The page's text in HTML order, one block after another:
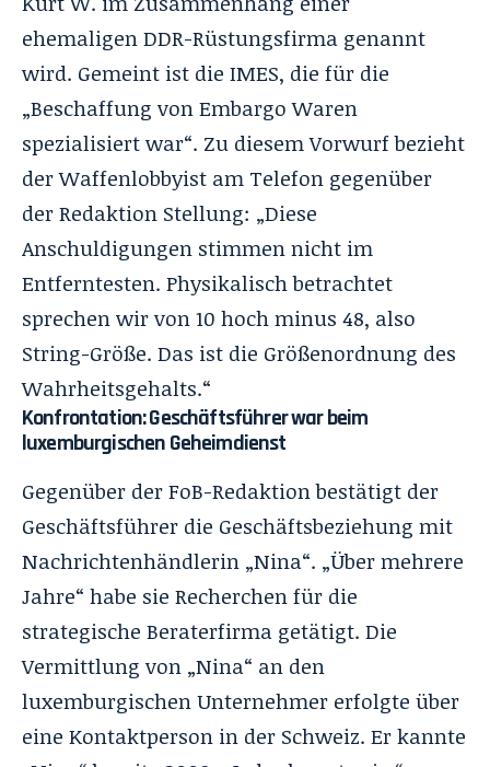
ehemaligen DDR-Rüstungsfirma genannt
wird. Gemeint ist die IMES, die für die
„Beschaffung von Embargo Waren
spezialisiert war“. Zu diesem Vorwurf bezieht
der Waffenlobbyist am Telefon gegenüber
der Redaktion Stellung: „Diese
Anschuldigungen stimmen nicht im
Entferntesten. Physikalisch betrachtet
sprechen wir von 10 hoch minus 48, also
String-Größe. Das ist die Größenordnung des
Wahrheitsgehalts.“
Konfrontation: Geschäftsführer war beim
luxemburgischen Geheimdienst
Gegenüber der FoB-Redaktion bestätigt der
Geschäftsführer die Geschäftsbeziehung mit
Nachrichtenhändlerin „Nina“. „Über mehrere
Jahre“ habe sie Recherchen für die
strategische Beraterfirma getätigt. Die
Vermittlung von „Nina“ an den
luxemburgischen Unternehmer erfolgte über
eine Kontaktperson in der Schweiz. Er kannte